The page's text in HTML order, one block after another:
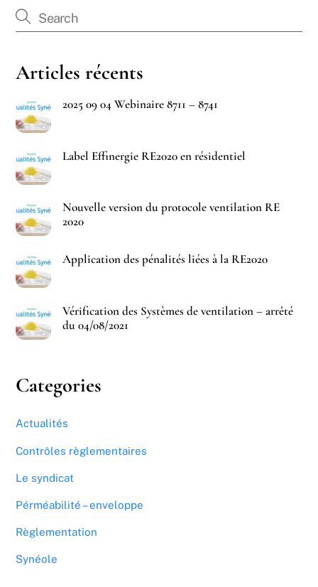
Articles récents
2025 09 04 Webinaire 8711 – 8741
Label Effinergie RE2020 en résidentiel
Nouvelle version du protocole ventilation RE
2020
Application des pénalités liées à la RE2020
Vérification des Systèmes de ventilation – arrêté
du 04/08/2021
Categories
Actualités
Contrôles règlementaires
Le syndicat
Pérméabilité – enveloppe
Règlementation
Synéole